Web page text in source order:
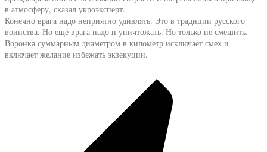
в атмосферу, сказал укроэксперт.
Конечно врага надо неприятно удивлять. Это в традиции русского
воинства. Но ещё врага надо и уничтожать. Но только не смешить.
Воронка суммарным диаметром в километр исключает смех и
включает желание избежать экзекуции.